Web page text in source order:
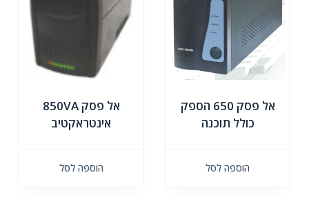
אל פסק 650 הספק
כולל תוכנה
הוספה לסל
אל פסק 850VA
אינטראקטיב
הוספה לסל